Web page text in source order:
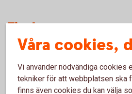
Tips!
Har du skickat filer som
aktiveringsdatumet?
Om du idag har tjänsten
Våra cookies,
Vi använder nödvändiga cookies
tekniker för att webbplatsen ska
finns även cookies du kan välja